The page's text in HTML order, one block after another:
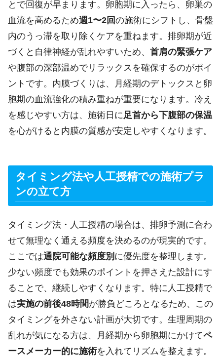
とで回復が早まります。卵胞期に入ったら、卵巣の
血流を高めるため週1〜2回の施術にシフトし、骨盤
内のうっ滞を取り除くケアを重ねます。排卵期が近
づくと自律神経が乱れやすいため、 首肩の緊張ケア
や腹部の深部温めでリラックスを確保するのがポイ
ントです。内膜づくりは、月経期のデトックスと卵
胞期の血流強化の積み重ねが重要になります。冷え
を感じやすい方は、施術日に 足首から下腹部の保温
を心がけると内膜の質感が安定しやすくなります。
タイミング法や人工授精での施術プラ
ンの立て方
タイミング法・人工授精の場合は、排卵予測に合わ
せて無理なく通える頻度を決めるのが現実的です。
ここでは通院可能な頻度別 に優先度を整理します。
少ない頻度でも効果のポイントを押さえた設計にす
ることで、継続しやすくなります。特に人工授精で
は実施の前後48時間が勝負どころとなるため、この
タイミングを外さない計画が大切です。生理周期の
乱れが気になる方は、月経期から卵胞期にかけてペ
ースメーカー的に施術を入れてリズムを整えます。